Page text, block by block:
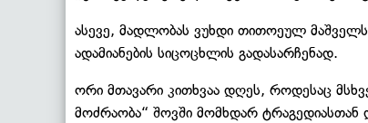
ასევე, მადლობას ვუხდი თითოეულ
ადამიანების სიცოცხლის გადასარჩენად.
ორი მთავარი კითხვაა დღეს, როდესაც
მოძრაობა“ შოვში მომხდარ ტრაგედიასთან